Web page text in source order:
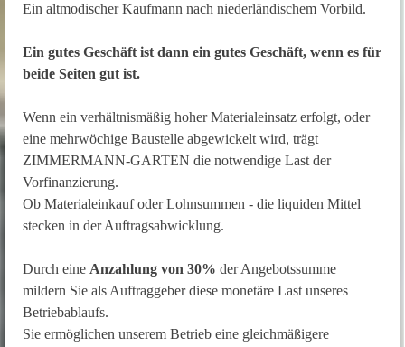
Ein altmodischer Kaufmann nach niederländischem Vorbild.
Ein gutes Geschäft ist dann ein gutes Geschäft, wenn es für
beide Seiten gut ist.
Wenn ein verhältnismäßig hoher Materialeinsatz erfolgt, oder
eine mehrwöchige Baustelle abgewickelt wird, trägt
ZIMMERMANN-GARTEN die notwendige Last der
Vorfinanzierung.
Ob Materialeinkauf oder Lohnsummen - die liquiden Mittel
stecken in der Auftragsabwicklung.
Durch eine Anzahlung von 30% der Angebotssumme
mildern Sie als Auftraggeber diese monetäre Last unseres
Betriebablaufs.
Sie ermöglichen unserem Betrieb eine gleichmäßigere